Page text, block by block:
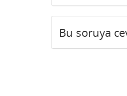
Bu soruya